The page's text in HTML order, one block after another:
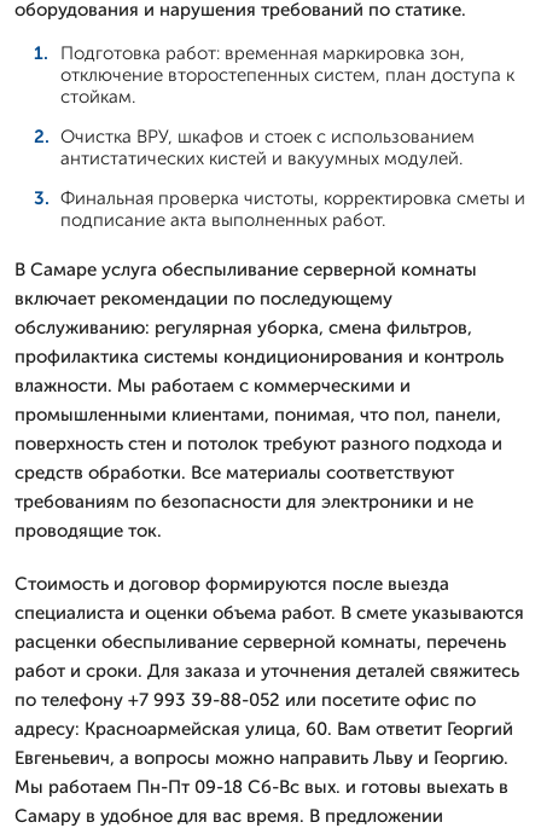
оборудования и нарушения требований по статике.
Подготовка работ: временная маркировка зон,
отключение второстепенных систем, план доступа к
стойкам.
Очистка ВРУ, шкафов и стоек с использованием
антистатических кистей и вакуумных модулей.
Финальная проверка чистоты, корректировка сметы и
подписание акта выполненных работ.
В Самаре услуга обеспыливание серверной комнаты
включает рекомендации по последующему
обслуживанию: регулярная уборка, смена фильтров,
профилактика системы кондиционирования и контроль
влажности. Мы работаем с коммерческими и
промышленными клиентами, понимая, что пол, панели,
поверхность стен и потолок требуют разного подхода и
средств обработки. Все материалы соответствуют
требованиям по безопасности для электроники и не
проводящие ток.
Стоимость и договор формируются после выезда
специалиста и оценки объема работ. В смете указываются
расценки обеспыливание серверной комнаты, перечень
работ и сроки. Для заказа и уточнения деталей свяжитесь
по телефону +7 993 39-88-052 или посетите офис по
адресу: Красноармейская улица, 60. Вам ответит Георгий
Евгеньевич, а вопросы можно направить Льву и Георгию.
Мы работаем Пн-Пт 09-18 Сб-Вс вых. и готовы выехать в
Самару в удобное для вас время. В предложении